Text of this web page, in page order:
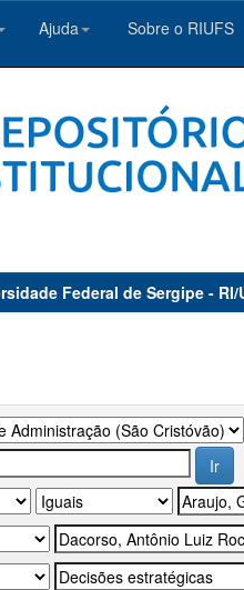
Ajuda Sobre o RIUFS
Federal de Sergipe - RI/